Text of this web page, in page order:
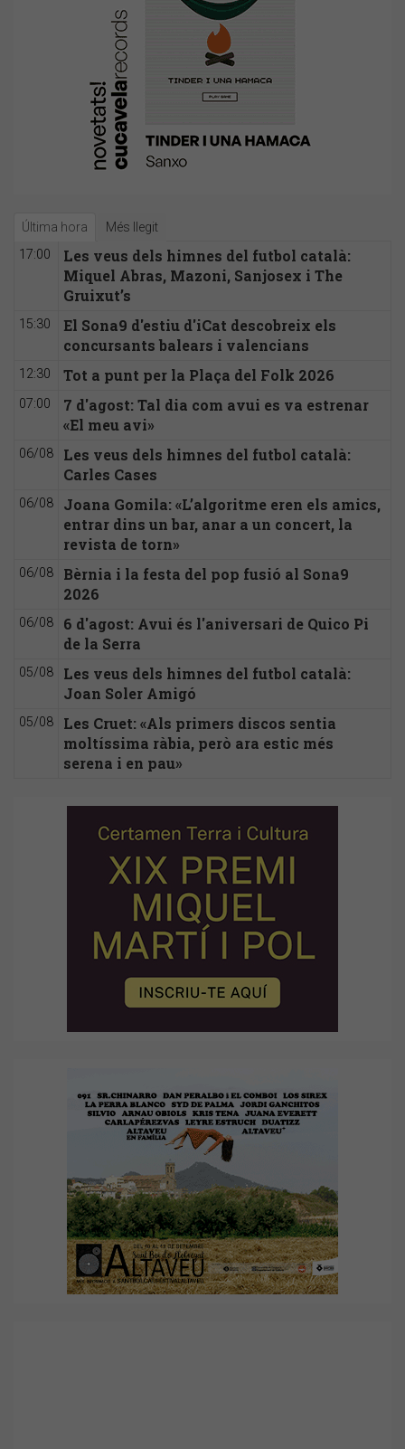
Última hora Més llegit
17:00
Les veus dels himnes del futbol català:
Miquel Abras, Mazoni, Sanjosex i The
Gruixut’s
15:30
El Sona9 d'estiu d'iCat descobreix els
concursants balears i valencians
12:30 Tot a punt per la Plaça del Folk 2026
07:00
7 d'agost: Tal dia com avui es va estrenar
«El meu avi»
06/08
Les veus dels himnes del futbol català:
Carles Cases
06/08
Joana Gomila: «L’algoritme eren els amics,
entrar dins un bar, anar a un concert, la
revista de torn»
06/08
Bèrnia i la festa del pop fusió al Sona9
2026
06/08
6 d'agost: Avui és l'aniversari de Quico Pi
de la Serra
05/08
Les veus dels himnes del futbol català:
Joan Soler Amigó
05/08
Les Cruet: «Als primers discos sentia
moltíssima ràbia, però ara estic més
serena i en pau»